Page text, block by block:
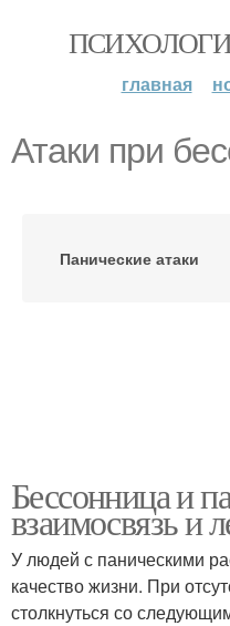
главная
Атаки при
Панические атаки
Бессонница и
взаимосвязь и
У людей с паническими
качество жизни. При
столкнуться со